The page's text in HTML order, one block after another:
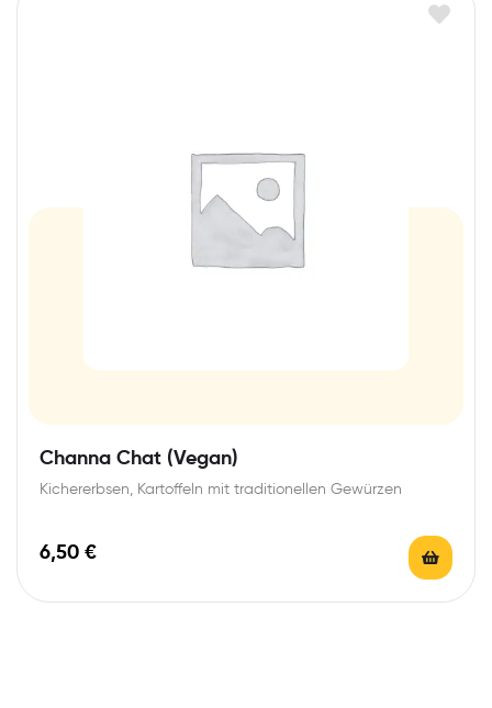
Channa Chat (Vegan)
Kichererbsen, Kartoffeln mit traditionellen Gewürzen
6,50 €